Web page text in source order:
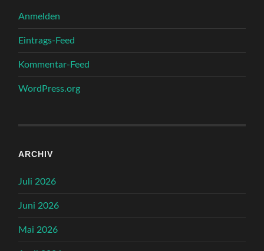
Anmelden
Eintrags-Feed
Kommentar-Feed
WordPress.org
ARCHIV
Juli 2026
Juni 2026
Mai 2026